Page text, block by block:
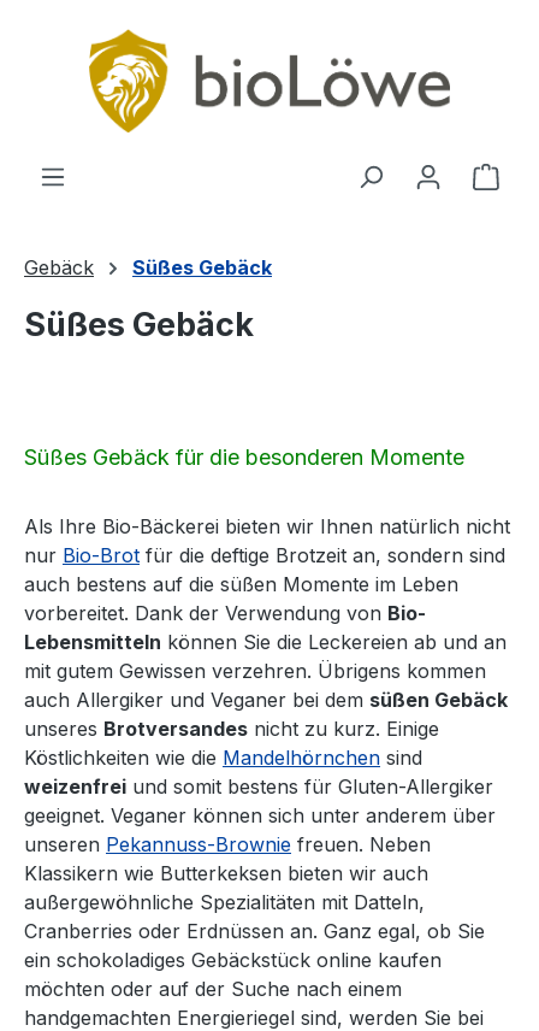
Zum Hauptinhalt springen
Gebäck Süßes Gebäck
Süßes Gebäck
Süßes Gebäck für die besonderen Momente
Als Ihre Bio-Bäckerei bieten wir Ihnen natürlich nicht
nur Bio-Brot für die deftige Brotzeit an, sondern sind
auch bestens auf die süßen Momente im Leben
vorbereitet. Dank der Verwendung von Bio-
Lebensmitteln können Sie die Leckereien ab und an
mit gutem Gewissen verzehren. Übrigens kommen
auch Allergiker und Veganer bei dem süßen Gebäck
unseres Brotversandes nicht zu kurz. Einige
Köstlichkeiten wie die Mandelhörnchen sind
weizenfrei und somit bestens für Gluten-Allergiker
geeignet. Veganer können sich unter anderem über
unseren Pekannuss-Brownie freuen. Neben
Klassikern wie Butterkeksen bieten wir auch
außergewöhnliche Spezialitäten mit Datteln,
Cranberries oder Erdnüssen an. Ganz egal, ob Sie
ein schokoladiges Gebäckstück online kaufen
möchten oder auf der Suche nach einem
handgemachten Energieriegel sind, werden Sie bei